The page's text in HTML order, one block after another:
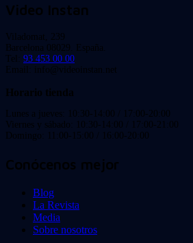
Video Instan
Viladomat, 239
Barcelona 08029. España.
Tel: 93 453 00 00
Email: info@videoinstan.net
Horario tienda
Lunes a jueves: 10:30-14:00 / 17:00-20:00
Viernes y sábado: 10:30-14:00 / 17:00-21:00
Domingo: 11:00-15:00 / 16:00-20:00
Conócenos mejor
Blog
La Revista
Media
Sobre nosotros